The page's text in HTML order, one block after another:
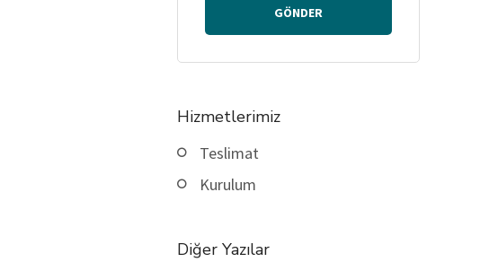
GÖNDER
Hizmetlerimiz
Teslimat
Kurulum
Diğer Yazılar